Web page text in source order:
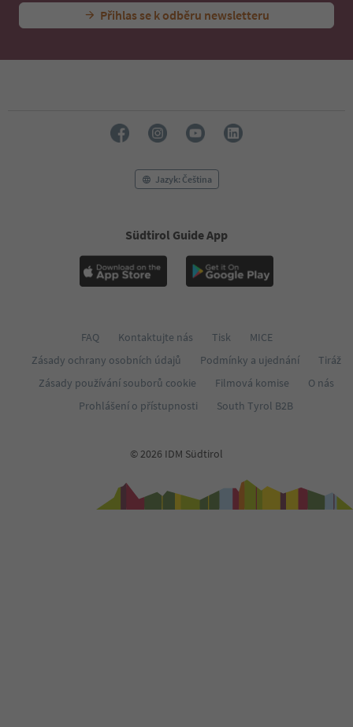
Přihlas se k odběru newsletteru
Jazyk: Čeština
Südtirol Guide App
FAQ Kontaktujte nás Tisk
MICE
Zásady ochrany osobních údajů
Podmínky a ujednání
Tiráž
Zásady používání souborů cookie
Filmová komise
O nás
Prohlášení o přístupnosti
South Tyrol B2B
© 2026 IDM Südtirol